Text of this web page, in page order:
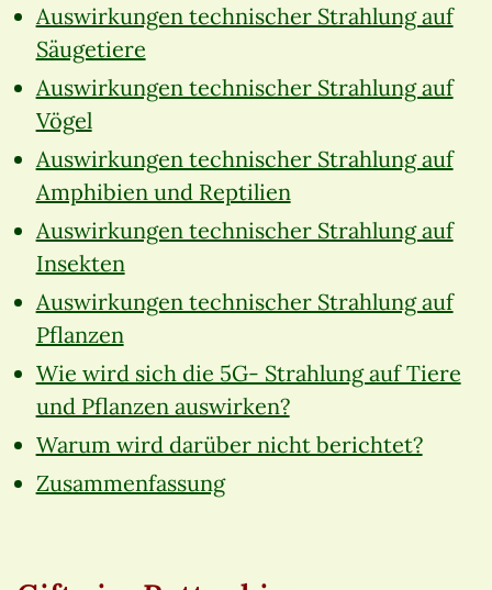
Auswirkungen technischer Strahlung auf
Säugetiere
Auswirkungen technischer Strahlung auf
Vögel
Auswirkungen technischer Strahlung auf
Amphibien und Reptilien
Auswirkungen technischer Strahlung auf
Insekten
Auswirkungen technischer Strahlung auf
Pflanzen
Wie wird sich die 5G- Strahlung auf Tiere
und Pflanzen auswirken?
Warum wird darüber nicht berichtet?
Zusammenfassung